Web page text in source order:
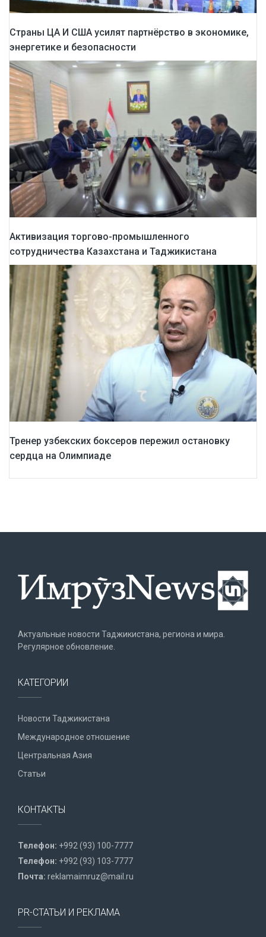
Страны ЦА И США усилят партнёрство в экономике,
энергетике и безопасности
Активизация торгово-промышленного
сотрудничества Казахстана и Таджикистана
Тренер узбекских боксеров пережил остановку
сердца на Олимпиаде
Актуальные новости Таджикистана, региона и мира.
Регулярное обновление.
КАТЕГОРИИ
Новости Таджикистана
Международное отношение
Центральная Азия
Статьи
КОНТАКТЫ
Телефон: +992 (93) 100-7777
Телефон: +992 (93) 103-7777
Почта: reklamaimruz@mail.ru
PR-СТАТЬИ И РЕКЛАМА